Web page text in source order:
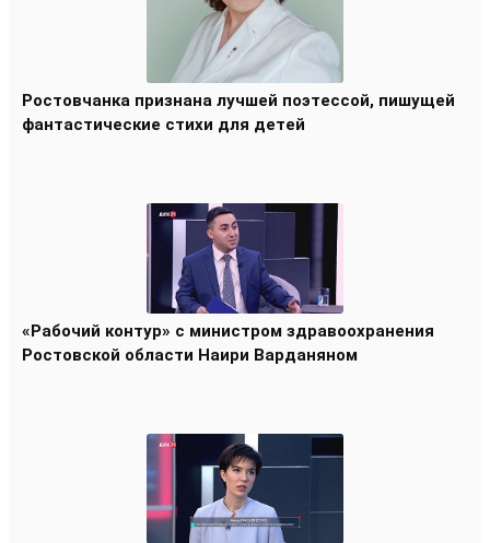
Ростовчанка признана лучшей поэтессой, пишущей
фантастические стихи для детей
«Рабочий контур» с министром здравоохранения
Ростовской области Наири Варданяном